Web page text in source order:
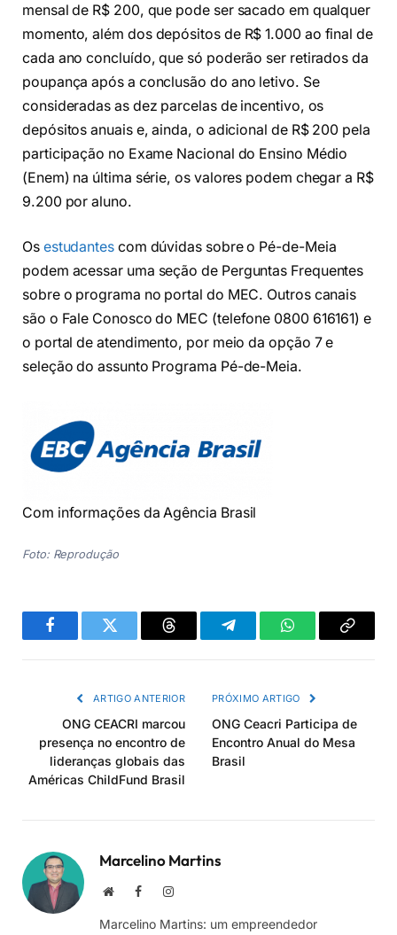
mensal de R$ 200, que pode ser sacado em qualquer
momento, além dos depósitos de R$ 1.000 ao final de
cada ano concluído, que só poderão ser retirados da
poupança após a conclusão do ano letivo. Se
consideradas as dez parcelas de incentivo, os
depósitos anuais e, ainda, o adicional de R$ 200 pela
participação no Exame Nacional do Ensino Médio
(Enem) na última série, os valores podem chegar a R$
9.200 por aluno.
Os estudantescom dúvidas sobre o Pé-de-Meia
podem acessar uma seção de Perguntas Frequentes
sobre o programa no portal do MEC. Outros canais
são o Fale Conosco do MEC (telefone 0800 616161) e
o portal de atendimento, por meio da opção 7 e
seleção do assunto Programa Pé-de-Meia.
Com informações da Agência Brasil
Foto: Reprodução
FacebookTwitter Threads TelegramWhatsAppCopiar
ARTIGO ANTERIOR
ONG CEACRI marcou
presença no encontro de
lideranças globais das
Américas ChildFund Brasil
PRÓXIMO ARTIGO
ONG Ceacri Participa de
Encontro Anual do Mesa
Brasil
Marcelino Martins
Site FacebookInstagram
Marcelino Martins: um empreendedor